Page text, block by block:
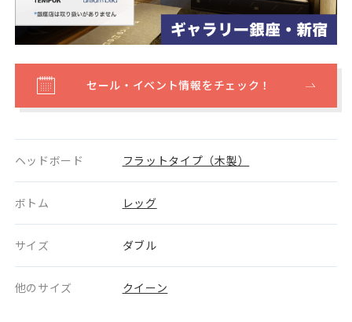
セール・イベント情報をチェック！
ヘッドボード フラットタイプ（木製）
ボトム レッグ
サイズ ダブル
他のサイズ クイーン